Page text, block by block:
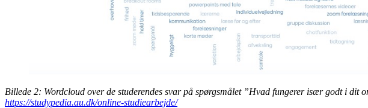
Billede 2: Wordcloud over de studerendes svar på spørgsmålet ”Hvad fungerer især godt i dit
https://studypedia.au.dk/online-studiearbejde/